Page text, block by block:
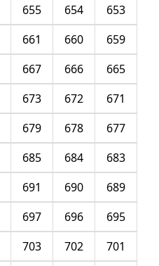
653
654
655
659
660
661
665
666
667
671
672
673
677
678
679
683
684
685
689
690
691
695
696
697
701
702
703